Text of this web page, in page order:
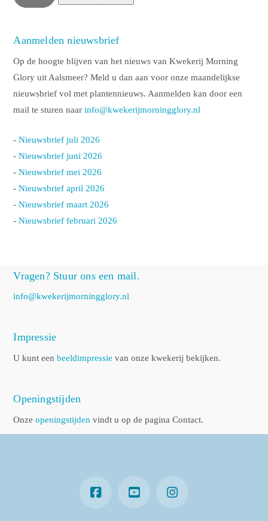
Aanmelden nieuwsbrief
Op de hoogte blijven van het nieuws van Kwekerij Morning
Glory uit Aalsmeer? Meld u dan aan voor onze maandelijkse
nieuwsbrief vol met plantennieuws. Aanmelden kan door een
mail te sturen naarinfo@kwekerijmorningglory.nl
-Nieuwsbrief juli 2026
-Nieuwsbrief juni 2026
-Nieuwsbrief mei 2026
-Nieuwsbrief april 2026
-Nieuwsbrief maart 2026
-Nieuwsbrief februari 2026
Vragen? Stuur ons een mail.
info@kwekerijmorningglory.nl
Impressie
U kunt eenbeeldimpressie van onze kwekerij bekijken.
Openingstijden
Onzeopeningstijden vindt u op de pagina Contact.